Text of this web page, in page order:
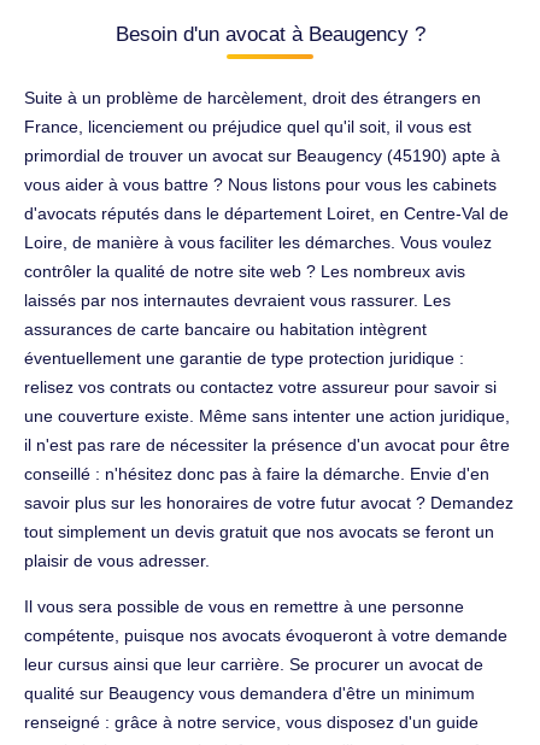
Besoin d'un avocat à Beaugency ?
Suite à un problème de harcèlement, droit des étrangers en
France, licenciement ou préjudice quel qu'il soit, il vous est
primordial de trouver un avocat sur Beaugency (45190) apte à
vous aider à vous battre ? Nous listons pour vous les cabinets
d'avocats réputés dans le département Loiret, en Centre-Val de
Loire, de manière à vous faciliter les démarches. Vous voulez
contrôler la qualité de notre site web ? Les nombreux avis
laissés par nos internautes devraient vous rassurer. Les
assurances de carte bancaire ou habitation intègrent
éventuellement une garantie de type protection juridique :
relisez vos contrats ou contactez votre assureur pour savoir si
une couverture existe. Même sans intenter une action juridique,
il n'est pas rare de nécessiter la présence d'un avocat pour être
conseillé : n'hésitez donc pas à faire la démarche. Envie d'en
savoir plus sur les honoraires de votre futur avocat ? Demandez
tout simplement un devis gratuit que nos avocats se feront un
plaisir de vous adresser.
Il vous sera possible de vous en remettre à une personne
compétente, puisque nos avocats évoqueront à votre demande
leur cursus ainsi que leur carrière. Se procurer un avocat de
qualité sur Beaugency vous demandera d'être un minimum
renseigné : grâce à notre service, vous disposez d'un guide